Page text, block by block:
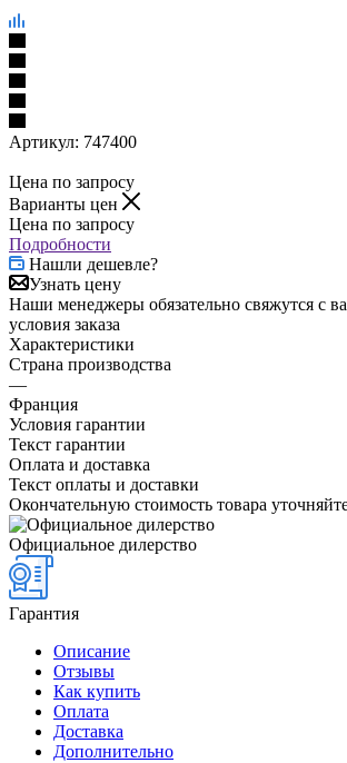
Артикул: 747400
Цена по запросу
Варианты цен
Цена по запросу
Подробности
Нашли дешевле?
Узнать цену
Наши менеджеры обязательно свяжутся с
условия заказа
Характеристики
Страна производства
—
Франция
Условия гарантии
Текст гарантии
Оплата и доставка
Текст оплаты и доставки
Окончательную стоимость товара
Официальное дилерство
Гарантия
Описание
Отзывы
Как купить
Оплата
Доставка
Дополнительно